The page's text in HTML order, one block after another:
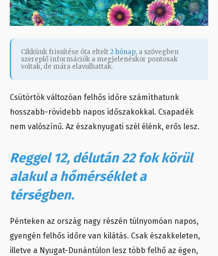
Cikkünk frissítése óta eltelt2 hónap, a szövegben
szereplő információk a megjelenéskor pontosak
voltak, de mára elavulhattak.
Csütörtök változóan felhős időre számíthatunk
hosszabb-rövidebb napos időszakokkal. Csapadék
nem valószínű. Az északnyugati szél élénk, erős lesz.
Reggel 12, délután 22 fok körül
alakul a hőmérséklet a
térségben.
Pénteken az ország nagy részén túlnyomóan napos,
gyengén felhős időre van kilátás. Csak északkeleten,
illetve a Nyugat-Dunántúlon lesz több felhő az égen,